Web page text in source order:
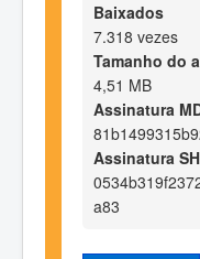
Baixados
7.318 vezes
Tamanho do
4,51 MB
Assinatura
Assinatura
a83